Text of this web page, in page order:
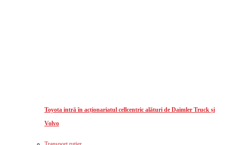
Toyota intră în acționariatul cellcentric alături de Daimler Truck și
Volvo